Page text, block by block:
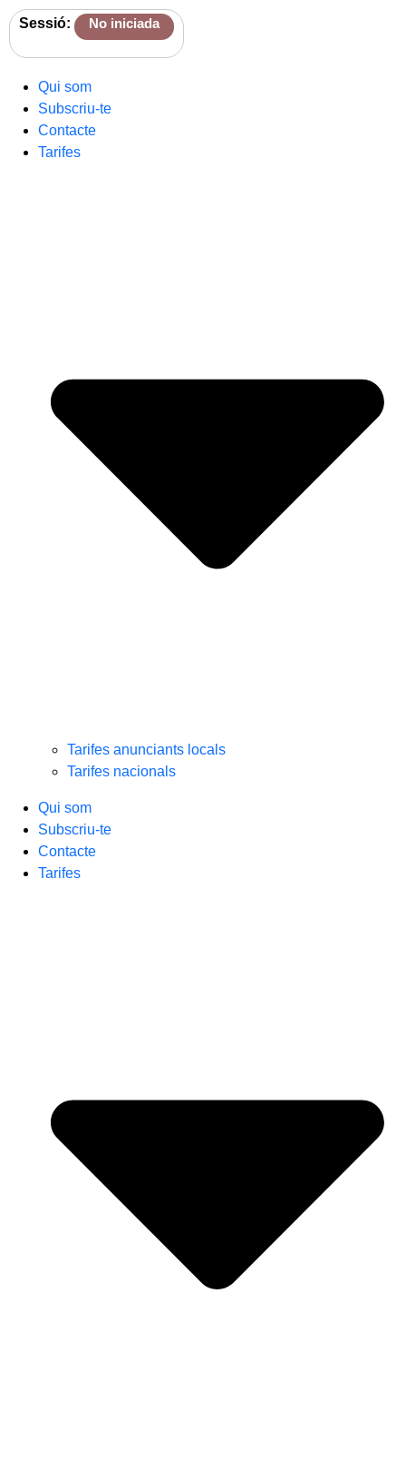
Sessió: No iniciada
Qui som
Subscriu-te
Contacte
Tarifes
Tarifes anunciants locals
Tarifes nacionals
Qui som
Subscriu-te
Contacte
Tarifes